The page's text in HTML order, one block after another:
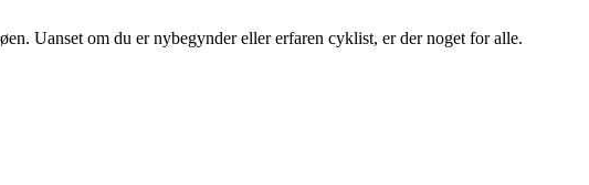
Uanset om du er nybegynder eller erfaren cyklist, er der noget for alle.